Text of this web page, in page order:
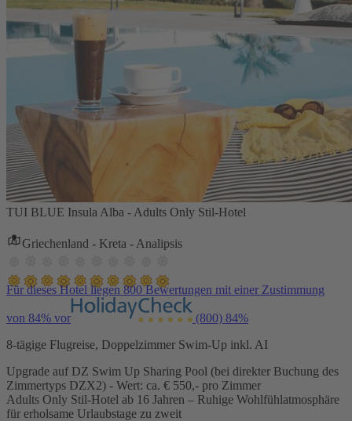
TUI BLUE Insula Alba - Adults Only Stil-Hotel
Griechenland - Kreta - Analipsis
Für dieses Hotel liegen 800 Bewertungen mit einer Zustimmung
von 84% vor (800) 84%
8-tägige Flugreise, Doppelzimmer Swim-Up inkl. AI
Upgrade auf DZ Swim Up Sharing Pool (bei direkter Buchung des
Zimmertyps DZX2) - Wert: ca. € 550,- pro Zimmer
Adults Only Stil-Hotel ab 16 Jahren – Ruhige Wohlfühlatmosphäre
für erholsame Urlaubstage zu zweit